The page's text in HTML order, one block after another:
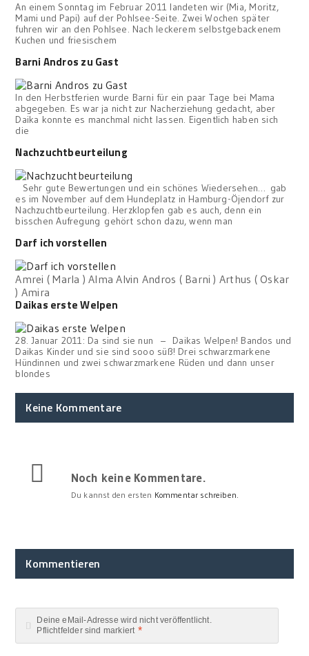
An einem Sonntag im Februar 2011 landeten wir (Mia, Moritz,
Mami und Papi) auf der Pohlsee-Seite. Zwei Wochen später
fuhren wir an den Pohlsee. Nach leckerem selbstgebackenem
Kuchen und friesischem
Barni Andros zu Gast
In den Herbstferien wurde Barni für ein paar Tage bei Mama
abgegeben. Es war ja nicht zur Nacherziehung gedacht, aber
Daika konnte es manchmal nicht lassen. Eigentlich haben sich
die
Nachzuchtbeurteilung
Sehr gute Bewertungen und ein schönes Wiedersehen… gab
es im November auf dem Hundeplatz in Hamburg-Öjendorf zur
Nachzuchtbeurteilung. Herzklopfen gab es auch, denn ein
bisschen Aufregung gehört schon dazu, wenn man
Darf ich vorstellen
Amrei ( Marla ) Alma Alvin Andros ( Barni ) Arthus ( Oskar
) Amira
Daikas erste Welpen
28. Januar 2011: Da sind sie nun – Daikas Welpen! Bandos und
Daikas Kinder und sie sind sooo süß! Drei schwarzmarkene
Hündinnen und zwei schwarzmarkene Rüden und dann unser
blondes
Keine Kommentare
Noch keine Kommentare.
Du kannst den ersten Kommentar schreiben.
Kommentieren
Deine eMail-Adresse wird nicht veröffentlicht.
Pflichtfelder sind markiert *